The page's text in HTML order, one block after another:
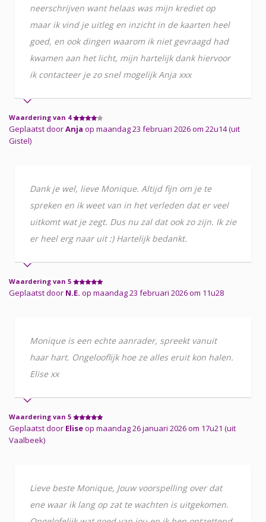
neerschrijven want helaas was mijn krediet op
maar ik vind je uitleg en inzicht in de kaarten heel
goed, en ook dingen waarom ik niet gevraagd had
kwamen aan het licht, mijn hartelijk dank hiervoor
ik contacteer je zo snel mogelijk Anja xxx
Waardering van 4
Geplaatst doorAnja op maandag 23 februari 2026 om 22u14 (uit
Gistel)
Dank je wel, lieve Monique. Altijd fijn om je te
spreken en ik weet van in het verleden dat er veel
uitkomt wat je zegt. Dus nu zal dat ook zo zijn. Ik zie
er heel erg naar uit :) Hartelijk bedankt.
Waardering van 5
Geplaatst door N.E. op maandag 23 februari 2026 om 11u28
Monique is een echte aanrader, spreekt vanuit
haar hart. Ongelooflijk hoe ze alles eruit kon halen.
Elise xx
Waardering van 5
Geplaatst door Eliseop maandag 26 januari 2026 om 17u21 (uit
Vaalbeek)
Lieve beste Monique, Jouw voorspelling over dat
ene waar ik lang op zat te wachten is uitgekomen.